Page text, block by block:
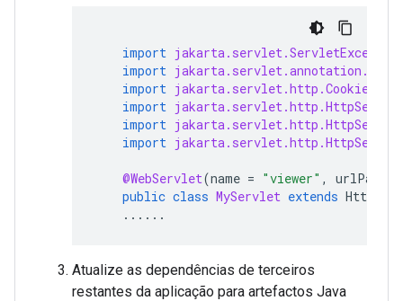
import
import
import jakarta.servlet.http.Cookie
import
import
import
@WebServlet(name = "viewer" ,
public class MyServlet extends
......
Atualize as dependências de terceiros
restantes da aplicação para artefactos Java